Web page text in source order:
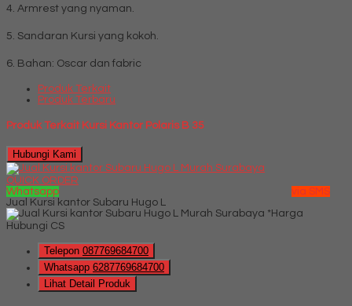
4. Armrest yang nyaman.
5. Sandaran Kursi yang kokoh.
6. Bahan: Oscar dan fabric
Produk Terkait
Produk Terbaru
Produk Terkait Kursi Kantor Polaris B 35
Hubungi Kami
QUICK ORDER
Whatsapp
via SMS
Jual Kursi kantor Subaru Hugo L
*Harga
Hubungi CS
Telepon 087769684700
Whatsapp 6287769684700
Lihat Detail Produk